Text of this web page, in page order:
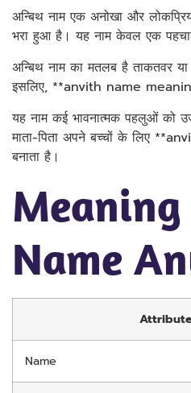
अन्बिथ नाम एक अनोखा और
भरा हुआ है। यह नाम केवल एक
अन्बिथ नाम का मतलब है ताकतवर
इसलिए, **anvith name
यह नाम कई भावनात्मक पहलुओं को
माता-पिता अपने बच्चों के लिए
बनाता है।
Name
Name